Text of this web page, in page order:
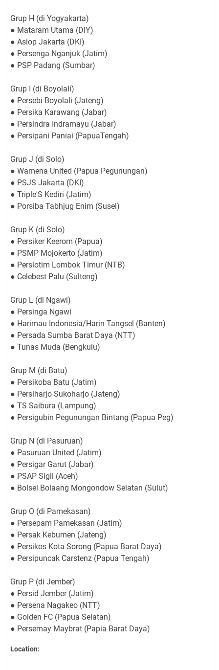
Grup H (di Yogyakarta)
● Mataram Utama (DIY)
● Asiop Jakarta (DKI)
● Persenga Nganjuk (Jatim)
● PSP Padang (Sumbar)
Grup I (di Boyolali)
● Persebi Boyolali (Jateng)
● Persika Karawang (Jabar)
● Persindra Indramayu (Jabar)
● Persipani Paniai (PapuaTengah)
Grup J (di Solo)
● Wamena United (Papua Pegunungan)
● PSJS Jakarta (DKI)
● Triple'S Kediri (Jatim)
● Porsiba Tabhjug Enim (Susel)
Grup K (di Solo)
● Persiker Keerom (Papua)
● PSMP Mojokerto (Jatim)
● Perslotim Lombok Timur (NTB)
● Celebest Palu (Sulteng)
Grup L (di Ngawi)
● Persinga Ngawi
● Harimau Indonesia/Harin Tangsel (Banten)
● Persada Sumba Barat Daya (NTT)
● Tunas Muda (Bengkulu)
Grup M (di Batu)
● Persikoba Batu (Jatim)
● Persiharjo Sukoharjo (Jateng)
● TS Saibura (Lampung)
● Persigubin Pegunungan Bintang (Papua Peg)
Grup N (di Pasuruan)
● Pasuruan United (Jatim)
● Persigar Garut (Jabar)
● PSAP Sigli (Aceh)
● Bolsel Bolaang Mongondow Selatan (Sulut)
Grup O (di Pamekasan)
● Persepam Pamekasan (Jatim)
● Persak Kebumen (Jateng)
● Persikos Kota Sorong (Papua Barat Daya)
● Persipuncak Carstenz (Papua Tengah)
Grup P (di Jember)
● Persid Jember (Jatim)
● Persena Nagakeo (NTT)
● Golden FC (Papua Selatan)
● Persemay Maybrat (Papia Barat Daya)
Location: